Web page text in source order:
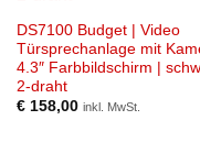
DS7100 Budget | Video
Türsprechanlage mit
4.3″ Farbbildschirm |
2-draht
€158,00 inkl. MwSt.